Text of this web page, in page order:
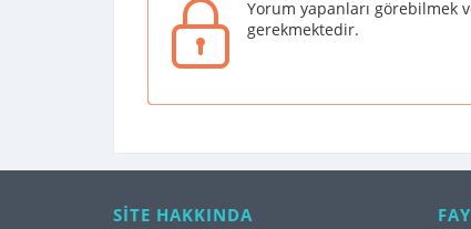
Yorum yapanları görebilmek
gerekmektedir.
SİTE HAKKINDA